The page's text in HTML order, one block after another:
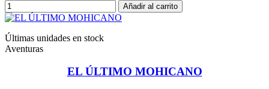
Añadir al carrito
Últimas unidades en stock
Aventuras
EL ÚLTIMO MOHICANO